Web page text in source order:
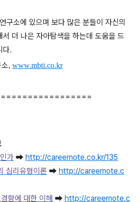
연구소에 있으며 보다 많은 분들이 자신의
더 나은 자아탐색을 하는데 도움을 드
다.
, www.mbti.co.kr
가 ➡ http://careernote.co.kr/135
심리유형이론 ➡ http://careernote.c
향에 대한 이해 ➡ http://careernote.c